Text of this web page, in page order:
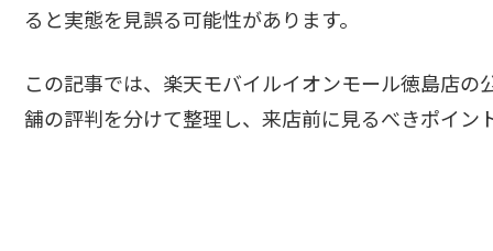
ると実態を見誤る可能性があります。
この記事では、楽天モバイルイオンモール徳島店
舗の評判を分けて整理し、来店前に見るべきポイン